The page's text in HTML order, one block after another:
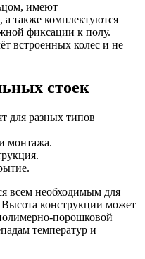
имеют
а также комплектуются
фиксации к полу.
встроенных колес и не
стоек
для разных типов
монтажа.
всем необходимым для
конструкции может
порошковой
температур и